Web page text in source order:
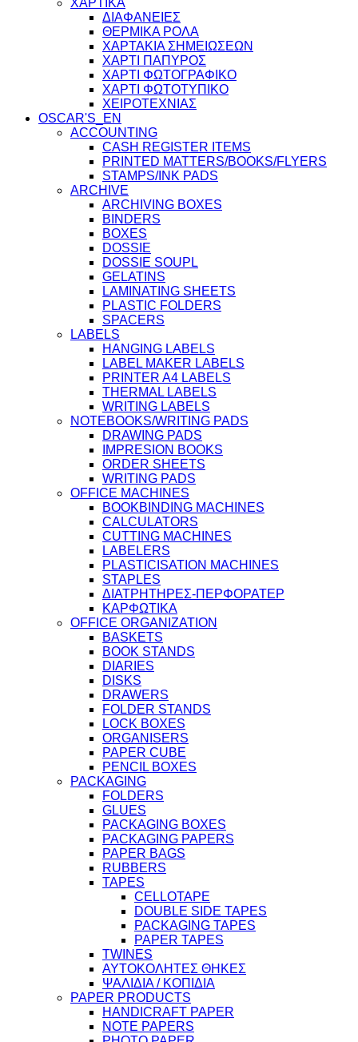
ΧΑΡΤΙΚΑ
ΔΙΑΦΑΝΕΙΕΣ
ΘΕΡΜΙΚΑ ΡΟΛΑ
ΧΑΡΤΑΚΙΑ ΣΗΜΕΙΩΣΕΩΝ
ΧΑΡΤΙ ΠΑΠΥΡΟΣ
ΧΑΡΤΙ ΦΩΤΟΓΡΑΦΙΚΟ
ΧΑΡΤΙ ΦΩΤΟΤΥΠΙΚΟ
ΧΕΙΡΟΤΕΧΝΙΑΣ
OSCAR'S_EN
ACCOUNTING
CASH REGISTER ITEMS
PRINTED MATTERS/BOOKS/FLYERS
STAMPS/INK PADS
ARCHIVE
ARCHIVING BOXES
BINDERS
BOXES
DOSSIE
DOSSIE SOUPL
GELATINS
LAMINATING SHEETS
PLASTIC FOLDERS
SPACERS
LABELS
HANGING LABELS
LABEL MAKER LABELS
PRINTER A4 LABELS
THERMAL LABELS
WRITING LABELS
NOTEBOOKS/WRITING PADS
DRAWING PADS
IMPRESION BOOKS
ORDER SHEETS
WRITING PADS
OFFICE MACHINES
BOOKBINDING MACHINES
CALCULATORS
CUTTING MACHINES
LABELERS
PLASTICISATION MACHINES
STAPLES
ΔΙΑΤΡΗΤΗΡΕΣ-ΠΕΡΦΟΡΑΤΕΡ
ΚΑΡΦΩΤΙΚΑ
OFFICE ORGANIZATION
BASKETS
BOOK STANDS
DIARIES
DISKS
DRAWERS
FOLDER STANDS
LOCK BOXES
ORGANISERS
PAPER CUBE
PENCIL BOXES
PACKAGING
FOLDERS
GLUES
PACKAGING BOXES
PACKAGING PAPERS
PAPER BAGS
RUBBERS
TAPES
CELLOTAPE
DOUBLE SIDE TAPES
PACKAGING TAPES
PAPER TAPES
TWINES
ΑΥΤΟΚΟΛΗΤΕΣ ΘΗΚΕΣ
ΨΑΛΙΔΙΑ / ΚΟΠΙΔΙΑ
PAPER PRODUCTS
HANDICRAFT PAPER
NOTE PAPERS